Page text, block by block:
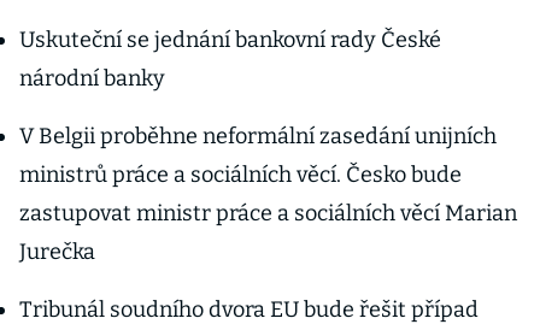
Uskuteční se jednání bankovní rady České
národní banky
V Belgii proběhne neformální zasedání unijních
ministrů práce a sociálních věcí. Česko bude
zastupovat ministr práce a sociálních věcí Marian
Jurečka
Tribunál soudního dvora EU bude řešit případ